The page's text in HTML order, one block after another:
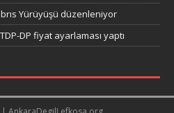
Yürüyüşü düzenleniyor
DP fiyat ayarlaması yaptı